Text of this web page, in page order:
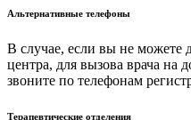
Альтернативные телефоны
В случае, если вы не можете
центра, для вызова врача на
звоните по телефонам
Терапевтические отделения